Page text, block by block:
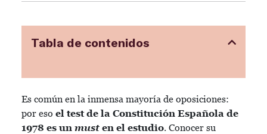
Tabla de contenidos
Es común en la inmensa mayoría de oposiciones:
por eso el test de la Constitución Española de
1978 es un must en el estudio. Conocer su